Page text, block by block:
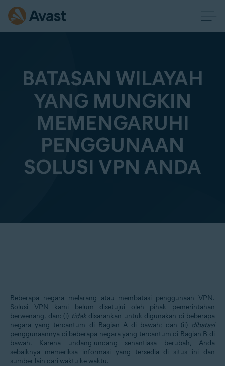
BATASAN WILAYAH
YANG MUNGKIN
MEMENGARUHI
PENGGUNAAN
SOLUSI VPN ANDA
Beberapa negara melarang atau membatasi penggunaan VPN.
Solusi VPN kami belum disetujui oleh pihak pemerintahan
berwenang, dan: (i) tidakdisarankan untuk digunakan di beberapa
negara yang tercantum di Bagian A di bawah; dan (ii) dibatasi
penggunaannya di beberapa negara yang tercantum di Bagian B di
bawah. Karena undang-undang senantiasa berubah, Anda
sebaiknya memeriksa informasi yang tersedia di situs ini dan
sumber lain dari waktu ke waktu.